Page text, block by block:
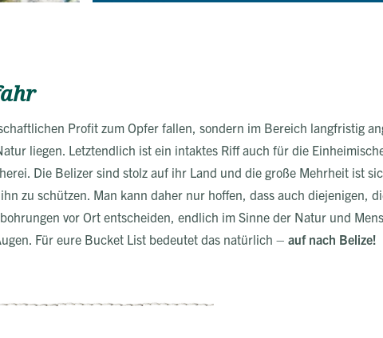
Profit zum Opfer fallen, sondern im Bereich langfristig
liegen. Letztendlich ist ein intaktes Riff auch für die
Die Belizer sind stolz auf ihr Land und die große Mehrheit ist
zu schützen. Man kann daher nur hoffen, dass auch diejenigen,
vor Ort entscheiden, endlich im Sinne der Natur und
Für eure Bucket List bedeutet das natürlich – auf nach Belize!